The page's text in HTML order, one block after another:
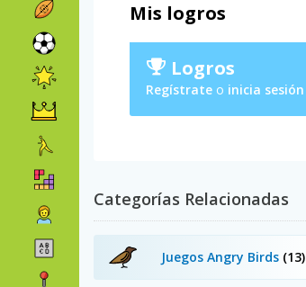
Mis logros
Logros
Regístrate o inicia sesión
Categorías Relacionadas
Juegos Angry Birds (13)